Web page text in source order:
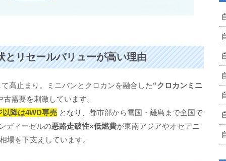
とリセールバリューが高い理由
高止まり。ミニバンとクロカンを融合した“クロカンミニ
需要を刺激しています。
以降は4WD専売 となり、都市部から雪国・離島まで全国で
ディーゼルの悪路走破性×低燃費が東南アジアやオセアニ
場を下支えしています。